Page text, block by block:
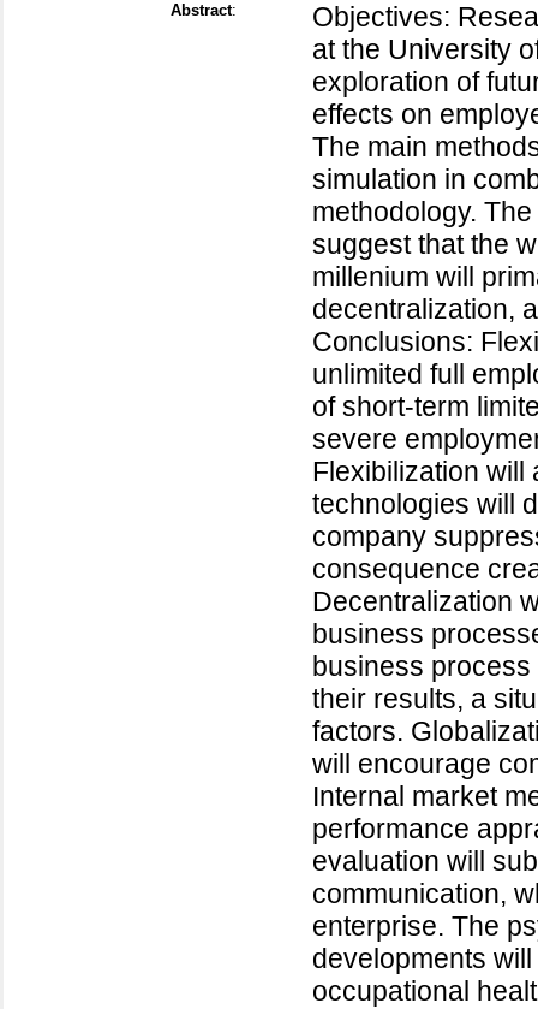
Abstract:
Objectives:
at the University
exploration of
effects on
The main
simulation in
methodology.
suggest that the
millenium will
decentralization,
Conclusions:
unlimited full
of short-term
severe
Flexibilization will
technologies will
company
consequence
Decentralization
business
business
their results, a
factors.
will encourage
Internal market
performance
evaluation will
communication,
enterprise. The
developments
occupational